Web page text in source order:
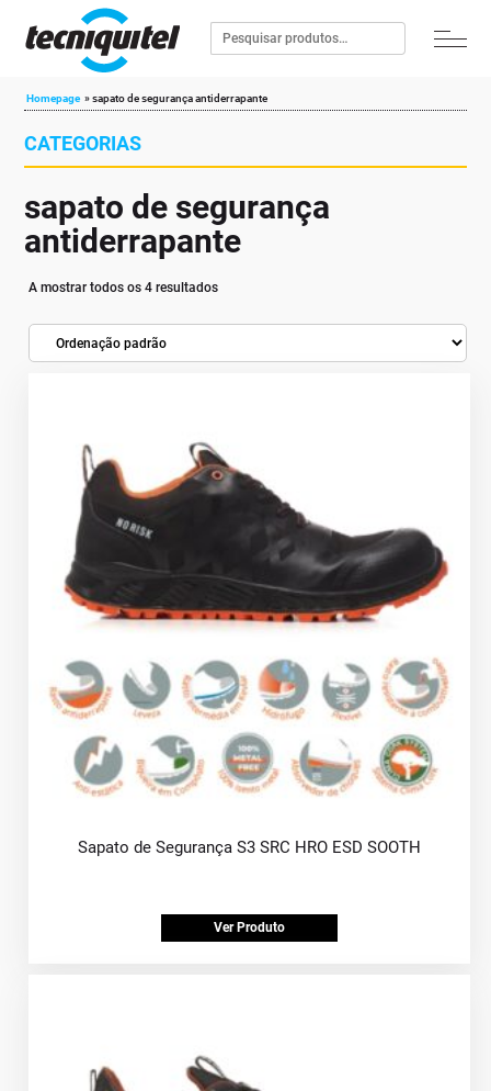
Homepage »sapato de segurança antiderrapante
CATEGORIAS
sapato de segurança
antiderrapante
A mostrar todos os 4 resultados
Sapato de Segurança S3 SRC HRO ESD SOOTH
Ver Produto